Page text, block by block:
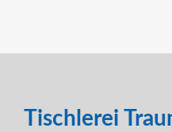
Tischlerei